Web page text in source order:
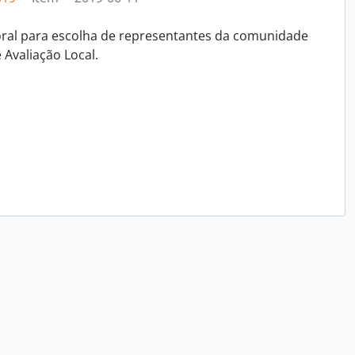
para escolha de representantes da comunidade
Local.